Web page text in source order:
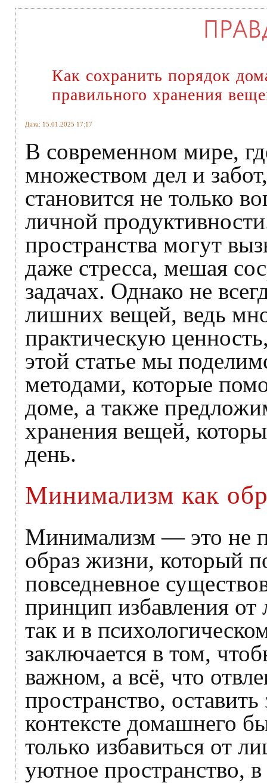
Как сохранить порядок
правильного хранения
Дата: 15.01.2025 17:17
В современном мире,
множеством дел и
становится не только
личной
пространства могут
даже стресса, мешая
задачах. Однако не
лишних вещей, ведь
практическую
этой статье мы
методами, которые
доме, а также
хранения вещей,
день.
Минимализм как
Минимализм — это не
образ жизни, который
повседневное
принцип избавления
так и в
заключается в том,
важном, а всё, что
пространство,
контексте домашнего
только избавиться от
уютное пространство,